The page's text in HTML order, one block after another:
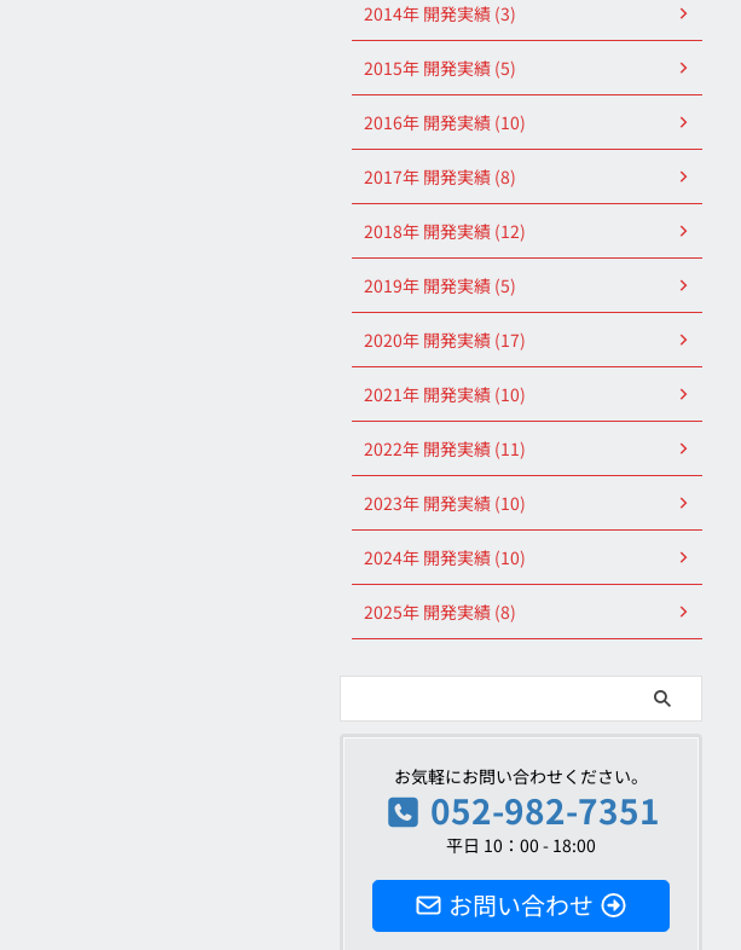
2014年 開発実績 (3)
2015年 開発実績 (5)
2016年 開発実績 (10)
2017年 開発実績 (8)
2018年 開発実績 (12)
2019年 開発実績 (5)
2020年 開発実績 (17)
2021年 開発実績 (10)
2022年 開発実績 (11)
2023年 開発実績 (10)
2024年 開発実績 (10)
2025年 開発実績 (8)
お気軽にお問い合わせください。
052-982-7351
平日 10：00 - 18:00
お問い合わせ